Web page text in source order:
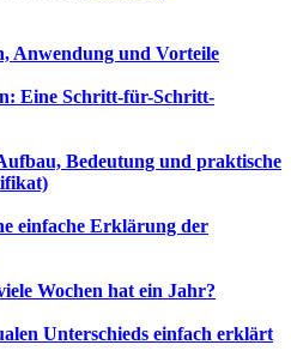
Anwendung und Vorteile
Eine Schritt-für-Schritt-
Bedeutung und praktische
einfache Erklärung der
Wochen hat ein Jahr?
Unterschieds einfach erklärt